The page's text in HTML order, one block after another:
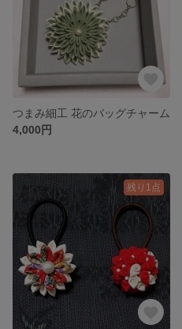
つまみ細工 花のバッグチャーム
4,000円
残り1点